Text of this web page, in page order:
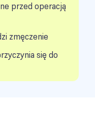
przed operacją
zmęczenie
się do